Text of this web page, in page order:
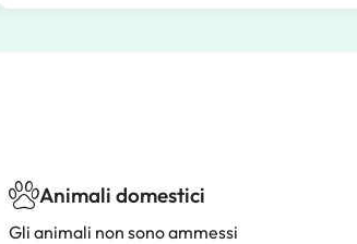
Animali domestici
Gli animali non sono ammessi